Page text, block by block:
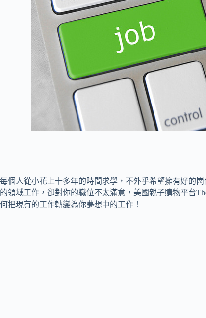
每個人從小花上十多年的時間求學，不外乎希望擁有好的
的領域工作，卻對你的職位不太滿意，美國親子購物平台
何把現有的工作轉變為你夢想中的工作！